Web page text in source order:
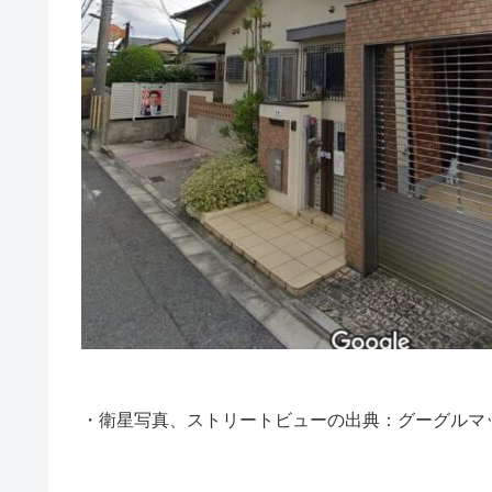
・衛星写真、ストリートビューの出典：グーグルマ